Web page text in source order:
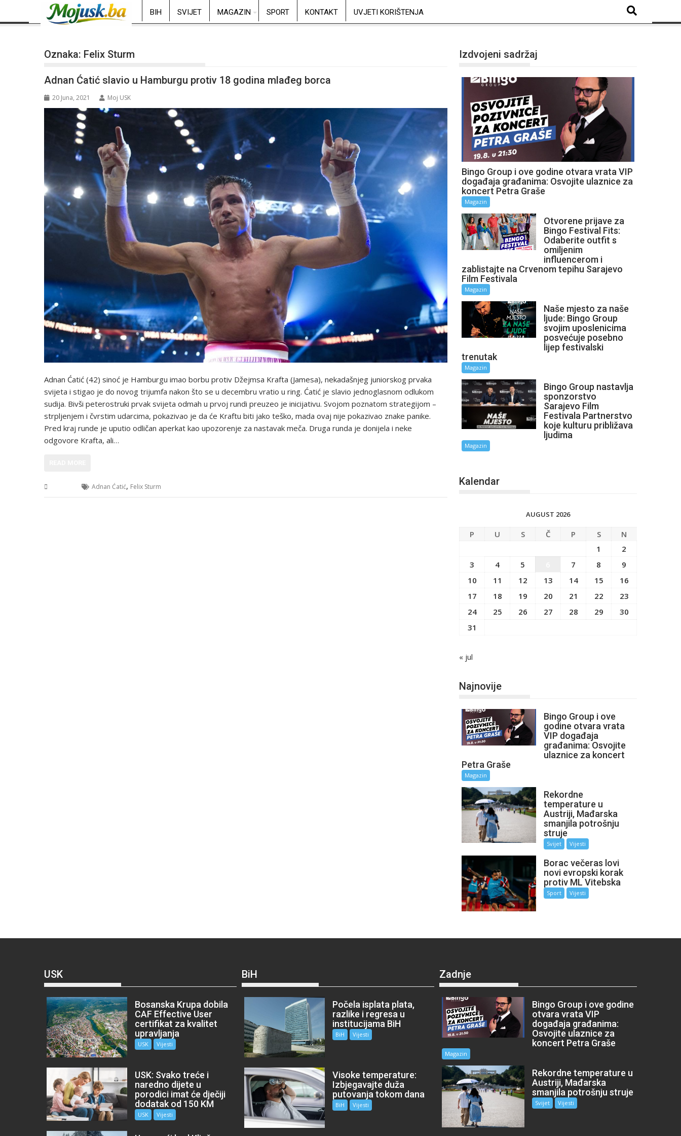
BIH SVIJET MAGAZIN SPORT KONTAKT UVJETI KORIŠTENJA
Oznaka: Felix Sturm
Adnan Ćatić slavio u Hamburgu protiv 18 godina mlađeg borca
20 Juna, 2021 Moj USK
Adnan Ćatić (42) sinoć je Hamburgu imao borbu protiv Džejmsa Krafta (Jamesa), nekadašnjeg juniorskog prvaka
svijeta i stigao je do novog trijumfa nakon što se u decembru vratio u ring. Ćatić je slavio jednoglasnom odlukom
sudija. Bivši peterostruki prvak svijeta odmah u prvoj rundi preuzeo je inicijativu. Svojom poznatom strategijom –
strpljenjem i čvrstim udarcima, pokazivao je da će Kraftu biti jako teško, mada ovaj nije pokazivao znake panike.
Pred kraj runde je uputio odličan aperkat kao upozorenje za nastavak meča. Druga runda je donijela i neke
odgovore Krafta, ali…
Adnan Ćatić, Felix Sturm
Izdvojeni sadržaj
Bingo Group i ove godine otvara vrata VIP
događaja građanima: Osvojite ulaznice za
koncert Petra Graše
Magazin
Otvorene prijave za
Bingo Festival Fits:
Odaberite outfit s
omiljenim
influencerom i
zablistajte na Crvenom tepihu Sarajevo
Film Festivala
Magazin
Naše mjesto za naše
ljude: Bingo Group
svojim uposlenicima
posvećuje posebno
lijep festivalski
trenutak
Magazin
Bingo Group nastavlja
sponzorstvo
Sarajevo Film
Festivala Partnerstvo
koje kulturu približava
ljudima
Magazin
Kalendar
AUGUST 2026
P U S Č P S
N
1
2
3
4 5 7 8
9
10
11 12 13 14 15
16
17
18 19 20 21 22
23
24
25 26 27 28 29
30
31
« jul
Najnovije
Bingo Group i ove
godine otvara vrata
VIP događaja
građanima: Osvojite
ulaznice za koncert
Petra Graše
Magazin
Rekordne
temperature u
Austriji, Mađarska
smanjila potrošnju
struje
Svijet Vijesti
Borac večeras lovi
novi evropski korak
protiv ML Vitebska
Sport Vijesti
USK
Bosanska Krupa dobila
CAF Effective User
certifikat za kvalitet
upravljanja
USK Vijesti
USK: Svako treće i
naredno dijete u
porodici imat će dječiji
dodatak od 150 KM
USK Vijesti
BiH
Počela isplata plata,
razlike i regresa u
institucijama BiH
BiH Vijesti
Visoke temperature:
Izbjegavajte duža
putovanja tokom dana
BiH Vijesti
Zadnje
Bingo Group i ove godine
otvara vrata VIP
događaja građanima:
Osvojite ulaznice za
koncert Petra Graše
Magazin
Rekordne temperature u
Austriji, Mađarska
smanjila potrošnju struje
Svijet Vijesti